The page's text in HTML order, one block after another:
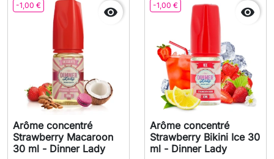
-1,00 € 
Arôme concentré
Strawberry Macaroon
30 ml - Dinner Lady
-1,00 € 
Arôme concentré
Strawberry Bikini Ice 30
ml - Dinner Lady